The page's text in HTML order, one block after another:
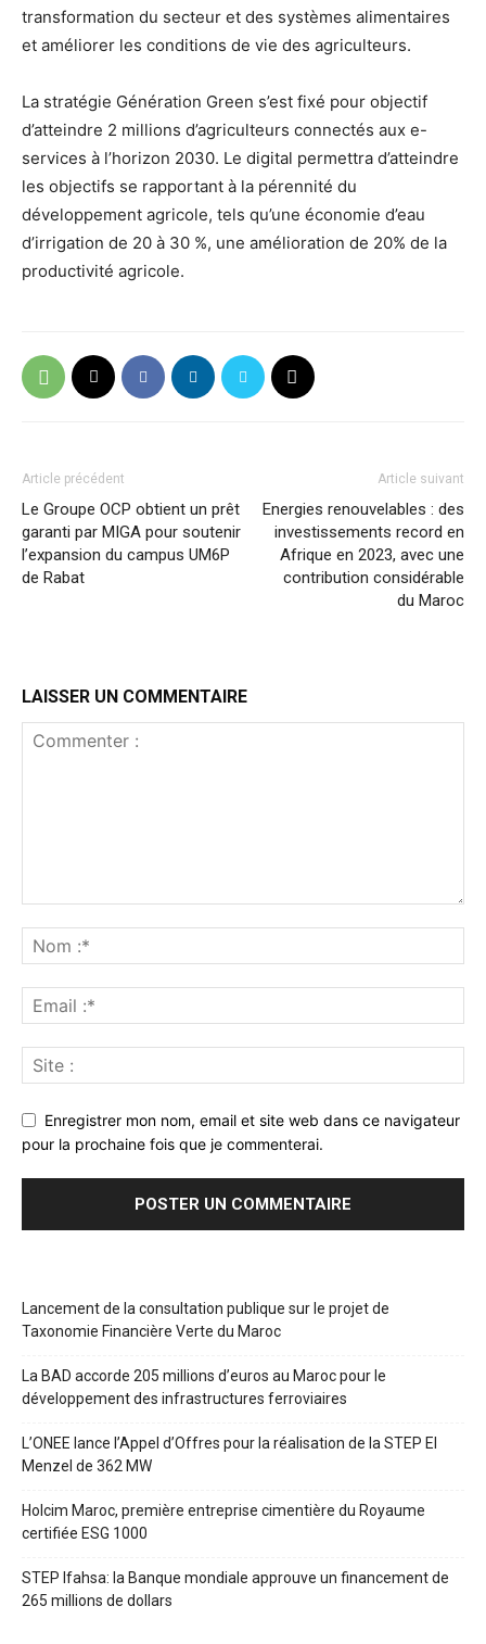
transformation du secteur et des systèmes alimentaires
et améliorer les conditions de vie des agriculteurs.
La stratégie Génération Green s’est fixé pour objectif
d’atteindre 2 millions d’agriculteurs connectés aux e-
services à l’horizon 2030. Le digital permettra d’atteindre
les objectifs se rapportant à la pérennité du
développement agricole, tels qu’une économie d’eau
d’irrigation de 20 à 30 %, une amélioration de 20% de la
productivité agricole.
Article précédent
Le Groupe OCP obtient un prêt
garanti par MIGA pour soutenir
l’expansion du campus UM6P
de Rabat
Article suivant
Energies renouvelables : des
investissements record en
Afrique en 2023, avec une
contribution considérable
du Maroc
LAISSER UN COMMENTAIRE
Enregistrer mon nom, email et site web dans ce navigateur
pour la prochaine fois que je commenterai.
Lancement de la consultation publique sur le projet de
Taxonomie Financière Verte du Maroc
La BAD accorde 205 millions d’euros au Maroc pour le
développement des infrastructures ferroviaires
L’ONEE lance l’Appel d’Offres pour la réalisation de la STEP El
Menzel de 362 MW
Holcim Maroc, première entreprise cimentière du Royaume
certifiée ESG 1000
STEP Ifahsa: la Banque mondiale approuve un financement de
265 millions de dollars